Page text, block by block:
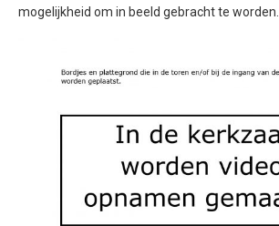
mogelijkheid om in beeld gebracht te worden.